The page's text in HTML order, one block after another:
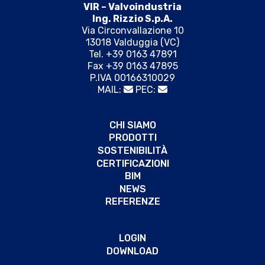
VIR – Valvoindustria
Ing. Rizzio S.p.A.
Via Circonvallazione 10
13018 Valduggia (VC)
Tel. +39 0163 47891
Fax +39 0163 47895
P.IVA 00166310029
MAIL:
PEC:
CHI SIAMO
PRODOTTI
SOSTENIBILITÀ
CERTIFICAZIONI
BIM
NEWS
REFERENZE
LOGIN
DOWNLOAD